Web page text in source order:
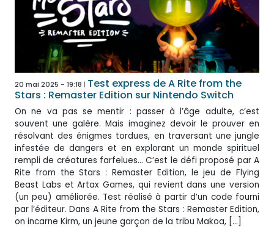
20 mai 2025 - 19:18
Test express de A Rite from the
Stars : Remaster Edition sur Nintendo Switch
On ne va pas se mentir : passer à l’âge adulte, c’est
souvent une galère. Mais imaginez devoir le prouver en
résolvant des énigmes tordues, en traversant une jungle
infestée de dangers et en explorant un monde spirituel
rempli de créatures farfelues… C’est le défi proposé par A
Rite from the Stars : Remaster Edition, le jeu de Flying
Beast Labs et Artax Games, qui revient dans une version
(un peu) améliorée. Test réalisé à partir d’un code fourni
par l’éditeur. Dans A Rite from the Stars : Remaster Edition,
on incarne Kirm, un jeune garçon de la tribu Makoa, […]